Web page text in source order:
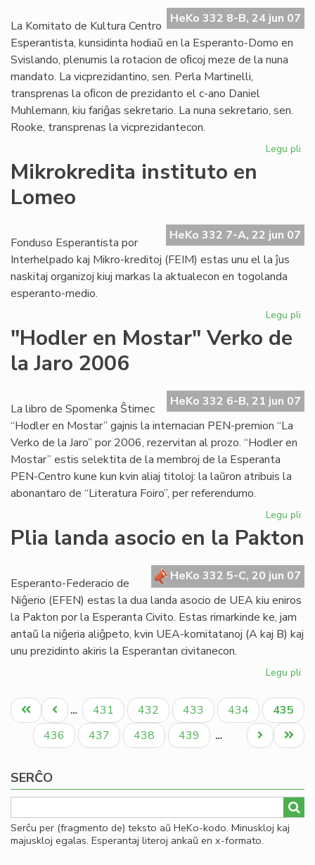
HeKo 332 8-B, 24 jun 07
La Komitato de Kultura Centro
Esperantista, kunsidinta hodiaŭ en la Esperanto-Domo en
Svislando, plenumis la rotacion de oﬁcoj meze de la nuna
mandato. La vicprezidantino, sen. Perla Martinelli,
transprenas la oﬁcon de prezidanto el c-ano Daniel
Muhlemann, kiu fariĝas sekretario. La nuna sekretario, sen.
Rooke, transprenas la vicprezidantecon.
Legu pli
Mikrokredita instituto en
Lomeo
HeKo 332 7-A, 22 jun 07
Fonduso Esperantista por
Interhelpado kaj Mikro-kreditoj (FEIM) estas unu el la ĵus
naskitaj organizoj kiuj markas la aktualecon en togolanda
esperanto-medio.
Legu pli
"Hodler en Mostar" Verko de
la Jaro 2006
HeKo 332 6-B, 21 jun 07
La libro de Spomenka Ŝtimec
“Hodler en Mostar” gajnis la internacian PEN-premion “La
Verko de la Jaro” por 2006, rezervitan al prozo. “Hodler en
Mostar” estis selektita de la membroj de la Esperanta
PEN-Centro kune kun kvin aliaj titoloj: la laŭron atribuis la
abonantaro de “Literatura Foiro”, per referendumo.
Legu pli
en
de
Plia landa asocio en la Pakton
HeKo 332 5-C, 20 jun 07
Esperanto-Federacio de
Niĝerio (EFEN) estas la dua landa asocio de UEA kiu eniros
la Pakton por la Esperanta Civito. Estas rimarkinde ke, jam
antaŭ la niĝeria aliĝpeto, kvin UEA-komitatanoj (A kaj B) kaj
unu prezidinto akiris la Esperantan civitanecon.
Legu pli
en
la
Pagination
Unua
paĝo
Antaŭa
paĝo
… Paĝo
431 Paĝo
432 Paĝo
433 Paĝo
434
Aktuala
paĝo
435
Paĝo
436 Paĝo
437 Paĝo
438 Paĝo
439 …
Last
page
Next
page
SERĈO
Serĉu per (fragmento de) teksto aŭ HeKo-kodo. Minuskloj kaj
majuskloj egalas. Esperantaj literoj ankaŭ en x-formato.